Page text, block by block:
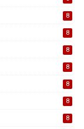
8
8
8
8
8
8
8